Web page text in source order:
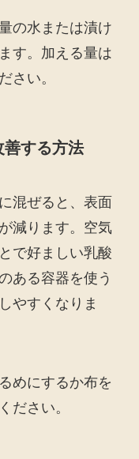
の水または漬け
す。加える量は
さい。
善する方法
混ぜると、表面
減ります。空気
で好ましい乳酸
ある容器を使う
やすくなりま
めにするか布を
ださい。